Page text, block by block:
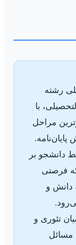
رشته
با
مراحل
دانشجو بر
فرصتی
دانش و
تئوری و
مسائل